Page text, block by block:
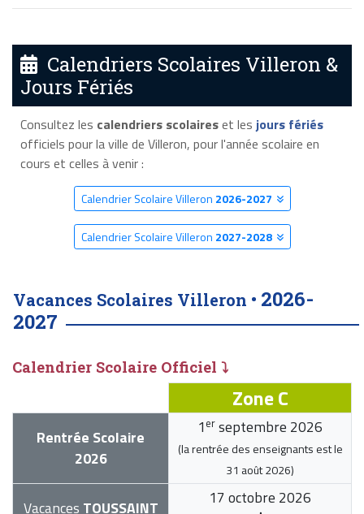
Calendriers Scolaires Villeron &
Jours Fériés
Consultez les calendriers scolaireset les jours fériés
officiels pour la ville de Villeron, pour l'année scolaire en
cours et celles à venir :
Calendrier Scolaire Villeron 2026-2027
Calendrier Scolaire Villeron 2027-2028
Vacances Scolaires Villeron • 2026-
2027
Calendrier Scolaire Officiel ⤵
Zone C
Rentrée Scolaire
2026
1 er septembre 2026
(la rentrée des enseignants est le
31 août 2026)
Vacances TOUSSAINT 17 octobre 2026